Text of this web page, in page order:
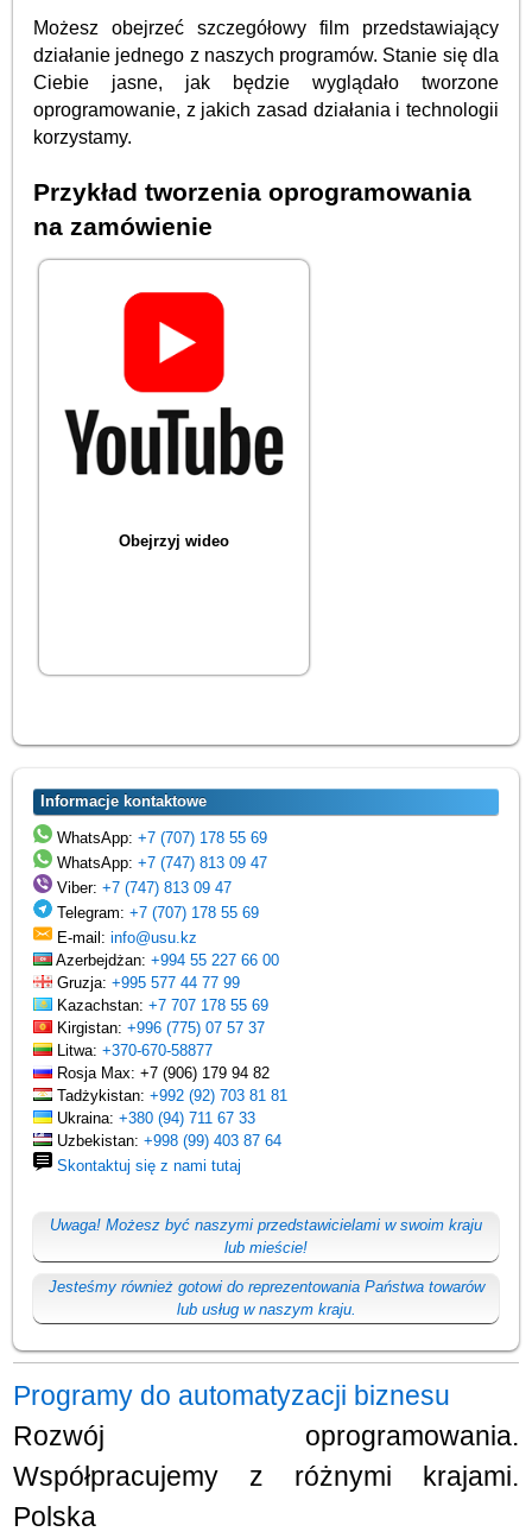
Możesz obejrzeć szczegółowy film przedstawiający
działanie jednego z naszych programów. Stanie się dla
Ciebie jasne, jak będzie wyglądało tworzone
oprogramowanie, z jakich zasad działania i technologii
korzystamy.
Przykład tworzenia oprogramowania
na zamówienie
Obejrzyj wideo
Informacje kontaktowe
WhatsApp:+7 (707) 178 55 69
WhatsApp:+7 (747) 813 09 47
Viber:+7 (747) 813 09 47
Telegram:+7 (707) 178 55 69
E-mail:info@usu.kz
Azerbejdżan:+994 55 227 66 00
Gruzja:+995 577 44 77 99
Kazachstan:+7 707 178 55 69
Kirgistan:+996 (775) 07 57 37
Litwa:+370-670-58877
Rosja Max: +7 (906) 179 94 82
Tadżykistan:+992 (92) 703 81 81
Ukraina:+380 (94) 711 67 33
Uzbekistan:+998 (99) 403 87 64
Skontaktuj się z nami tutaj
Uwaga! Możesz być naszymi przedstawicielami w swoim kraju
lub mieście!
Jesteśmy również gotowi do reprezentowania Państwa towarów
lub usług w naszym kraju.
Programy do automatyzacji biznesu
Rozwój oprogramowania.
Współpracujemy z różnymi krajami.
Polska